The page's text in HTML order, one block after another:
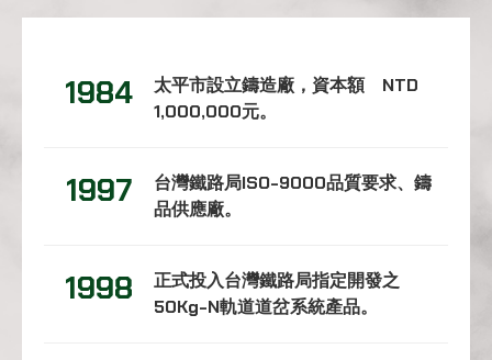
最新消息
1984
太平市設立鑄造廠，資本額 NTD
1,000,000元。
1997
台灣鐵路局ISO-9000品質要求、鑄
品供應廠。
1998
正式投入台灣鐵路局指定開發之
50Kg-N軌道道岔系統產品。